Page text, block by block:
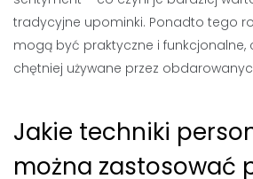
tradycyjne upominki. Ponadto tego
mogą być praktyczne i funkcjonalne,
chętniej używane przez
Jakie techniki
można zastosować